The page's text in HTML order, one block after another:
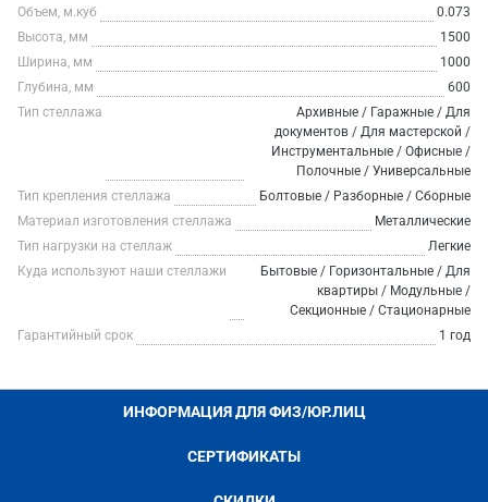
Объем, м.куб
0.073
Высота, мм
1500
Ширина, мм
1000
Глубина, мм
600
Тип стеллажа
Архивные / Гаражные / Для
документов / Для мастерской /
Инструментальные / Офисные /
Полочные / Универсальные
Тип крепления стеллажа
Болтовые / Разборные / Сборные
Материал изготовления стеллажа
Металлические
Тип нагрузки на стеллаж
Легкие
Куда используют наши стеллажи
Бытовые / Горизонтальные / Для
квартиры / Модульные /
Секционные / Стационарные
Гарантийный срок
1 год
ИНФОРМАЦИЯ ДЛЯ ФИЗ/ЮР.ЛИЦ
СЕРТИФИКАТЫ